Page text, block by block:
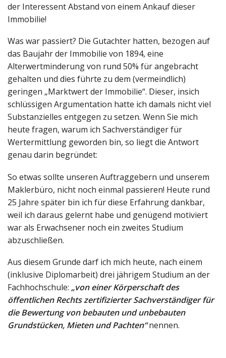
der Interessent Abstand von einem Ankauf dieser
Immobilie!
Was war passiert? Die Gutachter hatten, bezogen auf
das Baujahr der Immobilie von 1894, eine
Alterwertminderung von rund 50% für angebracht
gehalten und dies führte zu dem (vermeindlich)
geringen „Marktwert der Immobilie“. Dieser, insich
schlüssigen Argumentation hatte ich damals nicht viel
Substanzielles entgegen zu setzen. Wenn Sie mich
heute fragen, warum ich Sachverständiger für
Wertermittlung geworden bin, so liegt die Antwort
genau darin begründet:
So etwas sollte unseren Auftraggebern und unserem
Maklerbüro, nicht noch einmal passieren! Heute rund
25 Jahre später bin ich für diese Erfahrung dankbar,
weil ich daraus gelernt habe und genügend motiviert
war als Erwachsener noch ein zweites Studium
abzuschließen.
Aus diesem Grunde darf ich mich heute, nach einem
(inklusive Diplomarbeit) drei jährigem Studium an der
Fachhochschule: „von einer Körperschaft des
öffentlichen Rechts zertifizierter Sachverständiger für
die Bewertung von bebauten und unbebauten
Grundstücken, Mieten und Pachten“ nennen.